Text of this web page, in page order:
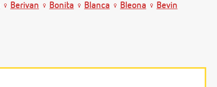
Berivan Bonita Blanca Bleona
Bevin